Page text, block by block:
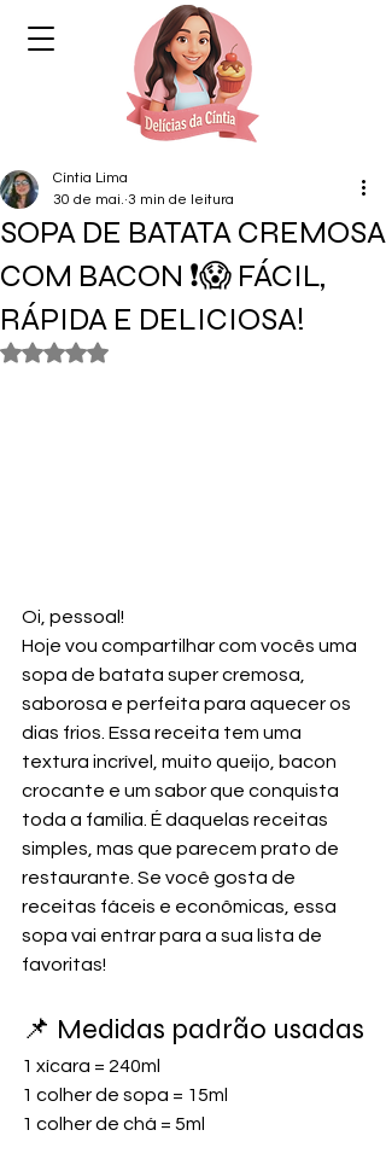
SOPA DE BATATA CREMOSA
COM BACON ❗😱 FÁCIL,
RÁPIDA E DELICIOSA!
Cíntia Lima
30 de mai. 3 min de leitura
Avaliado com NaN de 5 estrelas.
Oi, pessoal!
Hoje vou compartilhar com vocês uma
sopa de batata super cremosa,
saborosa e perfeita para aquecer os
dias frios. Essa receita tem uma
textura incrível, muito queijo, bacon
crocante e um sabor que conquista
toda a família. É daquelas receitas
simples, mas que parecem prato de
restaurante. Se você gosta de
receitas fáceis e econômicas, essa
sopa vai entrar para a sua lista de
favoritas!
📌 Medidas padrão usadas
1 xícara = 240ml
1 colher de sopa = 15ml
1 colher de chá = 5ml